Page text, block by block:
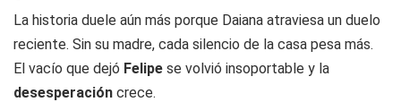
La historia duele aún más porque Daiana atraviesa un duelo
reciente. Sin su madre, cada silencio de la casa pesa más.
El vacío que dejó Felipe se volvió insoportable y la
desesperación crece.